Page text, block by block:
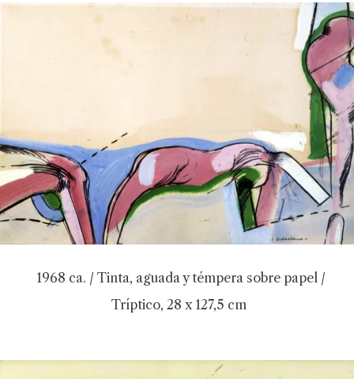
1968 ca. / Tinta, aguada y témpera sobre papel /
Tríptico, 28 x 127,5 cm